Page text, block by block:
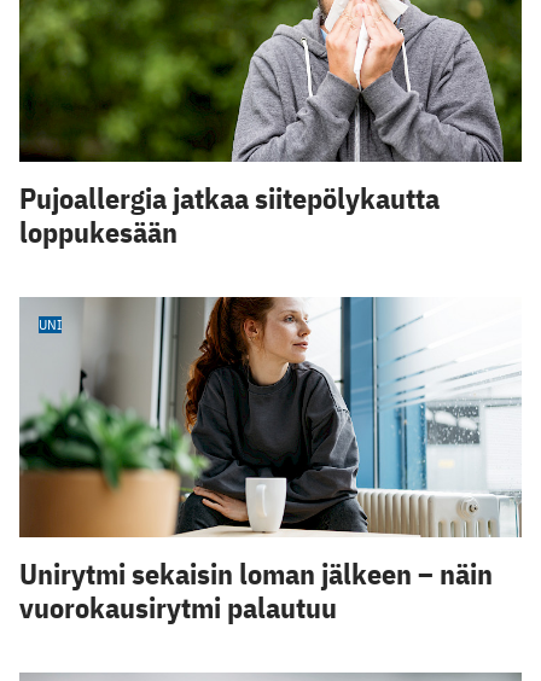
Pujoallergia jatkaa siitepölykautta
loppukesään
UNI
Unirytmi sekaisin loman jälkeen – näin
vuorokausirytmi palautuu